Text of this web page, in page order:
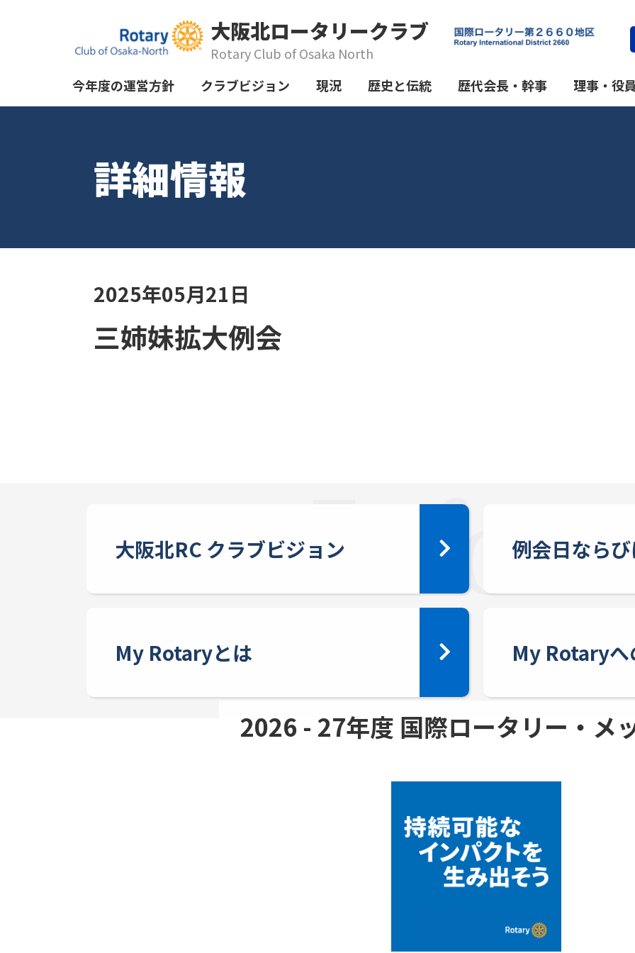
大阪北ロータリークラブ
Rotary Club of Osaka North
今年度の運営方針
クラブビジョン 現況 歴史と伝統 歴代会長・幹事 理事・役
詳細情報
2025年05月21日
三姉妹拡大例会
大阪北RC クラブビジョン 例会日なら
My Rotaryとは My Rotaryへ
2026 - 27年度 国際ロータリー・メ